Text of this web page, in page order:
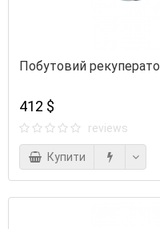
Побутовий
412 $
reviews
Купити